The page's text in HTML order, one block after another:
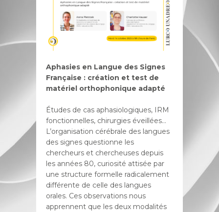
Aphasies en Langue des Signes
Française : création et test de
matériel orthophonique adapté
Études de cas aphasiologiques, IRM
fonctionnelles, chirurgies éveillées…
L’organisation cérébrale des langues
des signes questionne les
chercheurs et chercheuses depuis
les années 80, curiosité attisée par
une structure formelle radicalement
différente de celle des langues
orales. Ces observations nous
apprennent que les deux modalités